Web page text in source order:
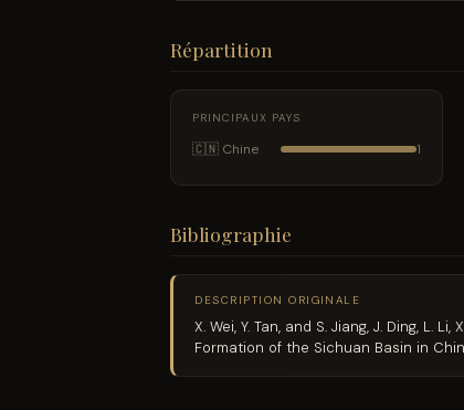
Répartition
PRINCIPAUX PAYS
🇨🇳 Chine 1
Bibliographie
DESCRIPTION ORIGINALE
X. Wei, Y. Tan, and S. Jiang, J. Ding, L.
Formation of the Sichuan Basin in